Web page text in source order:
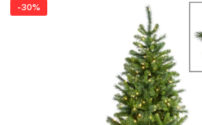
-30%